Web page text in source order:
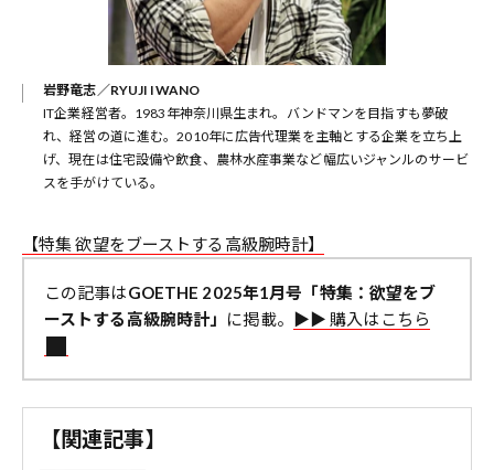
岩野竜志／RYUJI IWANO
IT企業経営者。1983年神奈川県生まれ。バンドマンを目指すも夢破
れ、経営の道に進む。2010年に広告代理業を主軸とする企業を立ち上
げ、現在は住宅設備や飲食、農林水産事業など幅広いジャンルのサービ
スを手がけている。
【特集 欲望をブーストする高級腕時計】
この記事はGOETHE 2025年1月号「特集：欲望をブ
ーストする高級腕時計」 に掲載。 ▶︎▶︎ 購入はこちら
【関連記事】